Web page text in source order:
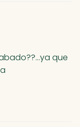
que